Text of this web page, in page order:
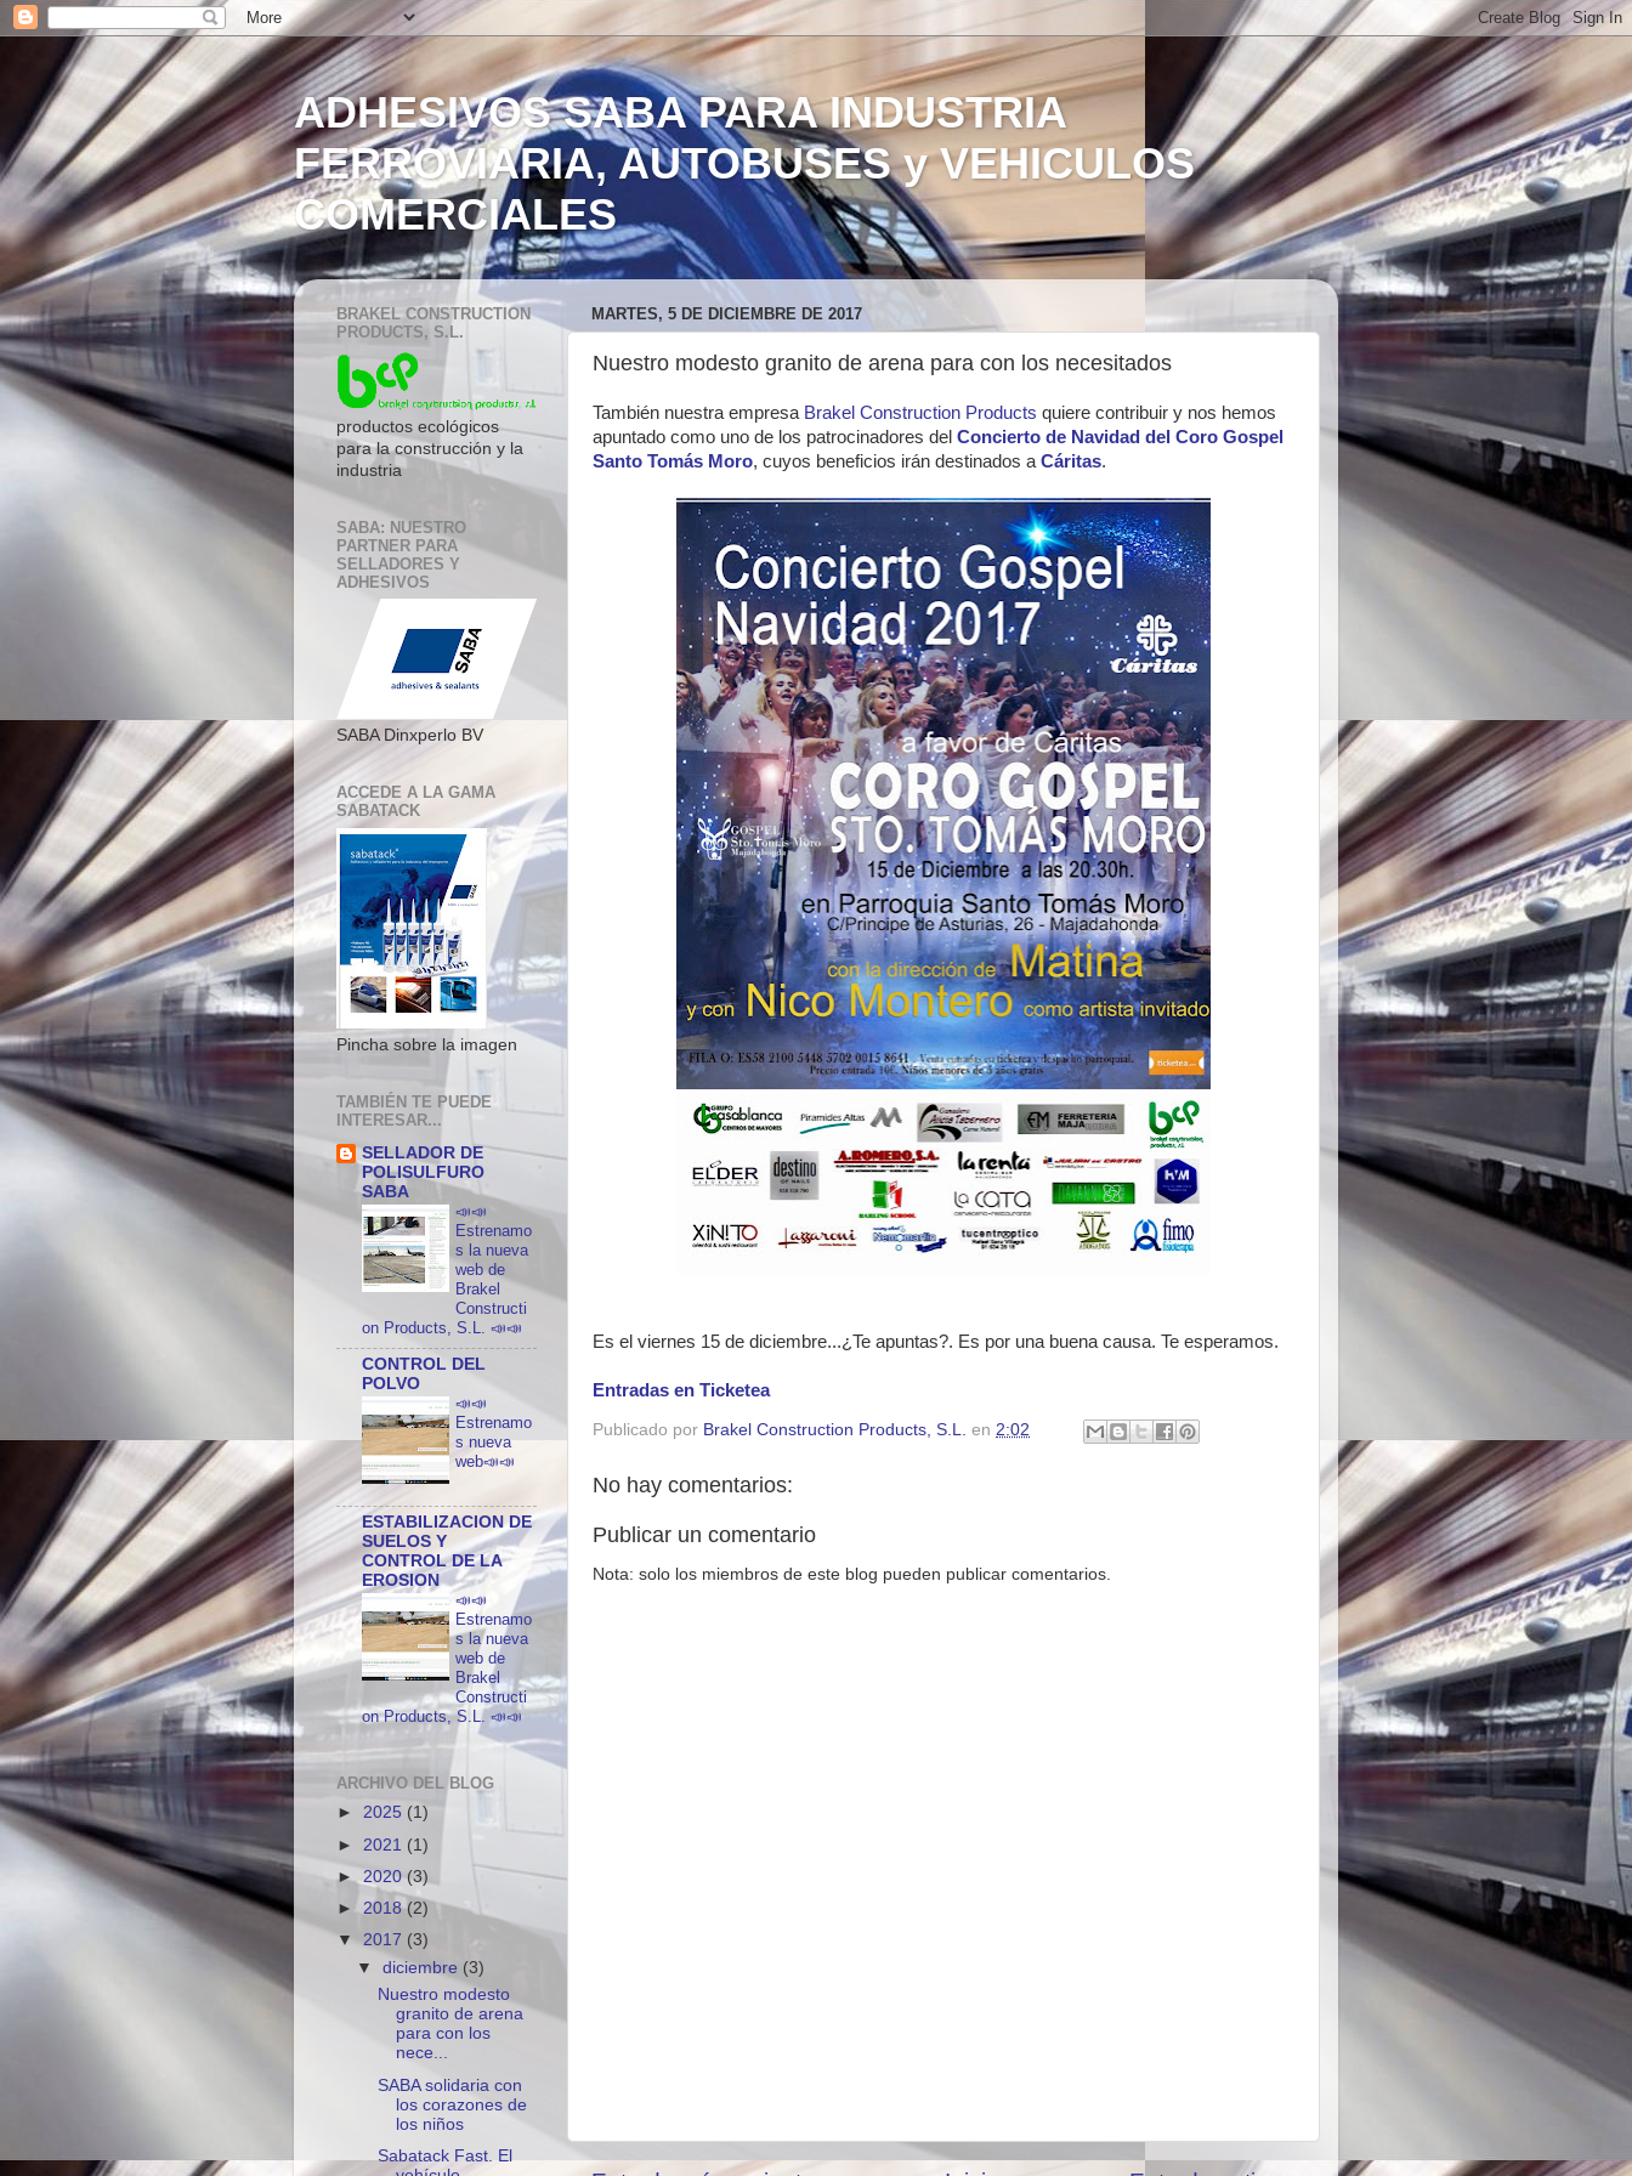
ADHESIVOS SABA PARA INDUSTRIA
FERROVIARIA, AUTOBUSES y VEHICULOS
COMERCIALES
MARTES, 5 DE DICIEMBRE DE 2017
Nuestro modesto granito de arena para con los necesitados
También nuestra empresa Brakel Construction Products quiere contribuir y nos hemos
apuntado como uno de los patrocinadores del Concierto de Navidad del Coro Gospel
Santo Tomás Moro, cuyos beneficios irán destinados a Cáritas.
Es el viernes 15 de diciembre...¿Te apuntas?. Es por una buena causa. Te esperamos.
Entradas en Ticketea
Publicado por Brakel Construction Products, S.L. en 2:02
No hay comentarios:
Publicar un comentario
Nota: solo los miembros de este blog pueden publicar comentarios.
BRAKEL CONSTRUCTION
PRODUCTS, S.L.
productos ecológicos
para la construcción y la
industria
SABA: NUESTRO
PARTNER PARA
SELLADORES Y
ADHESIVOS
SABA Dinxperlo BV
ACCEDE A LA GAMA
SABATACK
Pincha sobre la imagen
TAMBIÉN TE PUEDE
INTERESAR...
SELLADOR DE
POLISULFURO
SABA
📣📣
Estrenamo
s la nueva
web de
Brakel
Constructi
on Products, S.L. 📣📣
CONTROL DEL
POLVO
📣📣
Estrenamo
s nueva
web📣📣
ESTABILIZACION DE
SUELOS Y
CONTROL DE LA
EROSION
📣📣
Estrenamo
s la nueva
web de
Brakel
Constructi
on Products, S.L. 📣📣
ARCHIVO DEL BLOG
► 2025 (1)
► 2021 (1)
► 2020(3)
► 2018(2)
▼ 2017 (3)
▼diciembre (3)
Nuestro modesto
granito de arena
para con los
nece...
SABA solidaria con
los corazones de
los niños
Sabatack Fast. El